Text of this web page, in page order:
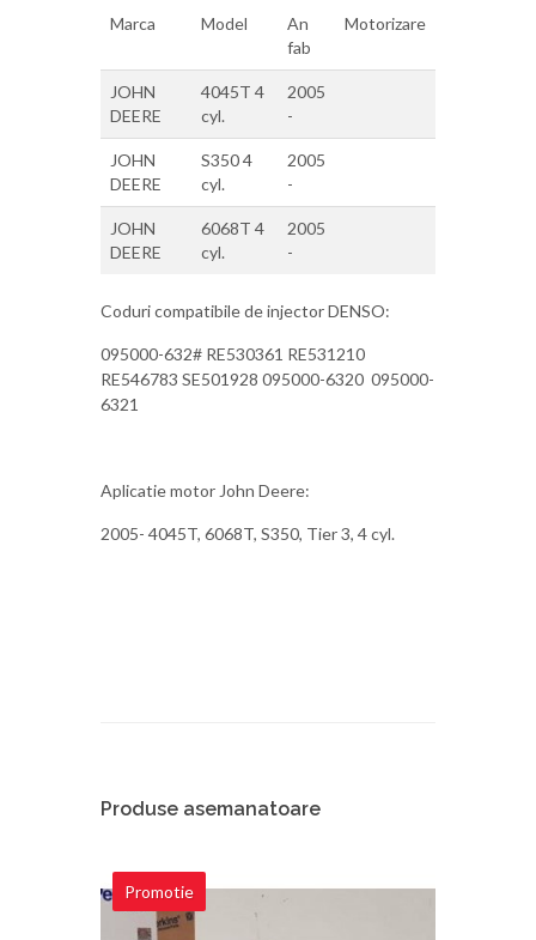
Marca Model
An
fab
Motorizare
JOHN
DEERE
4045T 4
cyl.
2005
-
JOHN
DEERE
S350 4
cyl.
2005
-
JOHN
DEERE
6068T 4
cyl.
2005
-
Coduri compatibile de injector DENSO:
095000-632# RE530361 RE531210
RE546783 SE501928 095000-6320 095000-
6321
Aplicatie motor John Deere:
2005- 4045T, 6068T, S350, Tier 3, 4 cyl.
Produse asemanatoare
Promotie